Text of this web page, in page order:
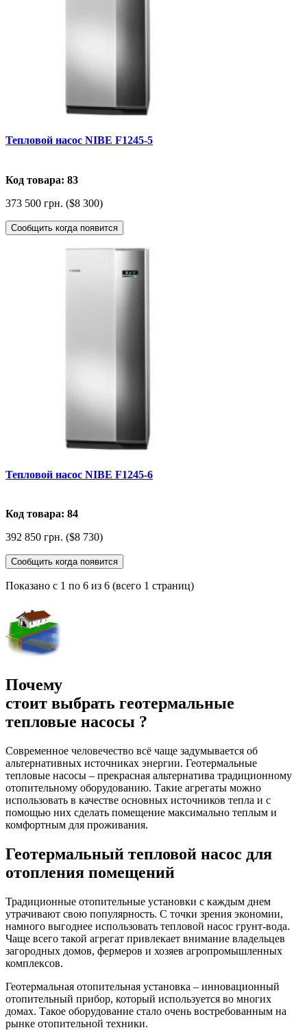
Тепловой насос NIBE F1245-5
Код товара: 83
373 500 грн. ($8 300)
Сообщить когда появится
Тепловой насос NIBE F1245-6
Код товара: 84
392 850 грн. ($8 730)
Сообщить когда появится
Показано с 1 по 6 из 6 (всего 1 страниц)
Почему
стоит выбрать геотермальные
тепловые насосы ?
Современное человечество всё чаще задумывается об
альтернативных источниках энергии. Геотермальные
тепловые насосы – прекрасная альтернатива традиционному
отопительному оборудованию. Такие агрегаты можно
использовать в качестве основных источников тепла и с
помощью них сделать помещение максимально теплым и
комфортным для проживания.
Геотермальный тепловой насос для
отопления помещений
Традиционные отопительные установки с каждым днем
утрачивают свою популярность. С точки зрения экономии,
намного выгоднее использовать тепловой насос грунт-вода.
Чаще всего такой агрегат привлекает внимание владельцев
загородных домов, фермеров и хозяев агропромышленных
комплексов.
Геотермальная отопительная установка – инновационный
отопительный прибор, который используется во многих
домах. Такое оборудование стало очень востребованным на
рынке отопительной техники.